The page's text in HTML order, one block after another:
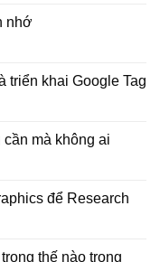
nhớ
triển khai Google Tag
mà không ai
để Research
thế nào trong